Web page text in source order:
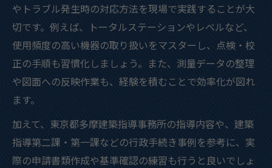
やトラブル発生時の対応方法を現場で実践することが大
切です。例えば、トータルステーションやレベルなど、
使用頻度の高い機器の取り扱いをマスターし、点検・校
正の手順も習慣化しましょう。また、測量データの整理
や図面への反映作業も、経験を積むことで効率化が図れ
ます。
加えて、東京都多摩建築指導事務所の指導内容や、建築
指導第二課・第一課などの行政手続き事例を参考に、実
際の申請書類作成や基準確認の練習も行うと良いでしょ